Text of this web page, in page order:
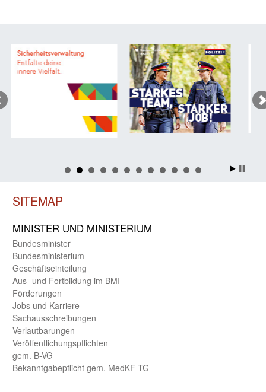
SITEMAP
MINISTER UND MINIST­ERIUM
Bundes­minister
Bundes­ministerium
Geschäfts­einteilung
Aus- und Fortbildung im BMI
Förderungen
Jobs und Karriere
Sachaus­schreibungen
Verlautbarungen
Veröffentlichungspflichten
gem. B-VG
Bekanntgabepflicht gem. MedKF-TG